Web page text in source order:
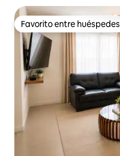
Favorito entre huéspedes
Favorito entre huéspedes